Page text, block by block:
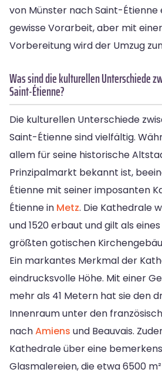
von Münster nach Saint-
gewisse Vorarbeit, aber mit
Vorbereitung wird der Umzug
Was sind die kulturellen Unterschiede
Saint-Étienne?
Die kulturellen Unterschiede
Saint-Étienne sind vielfältig.
allem für seine historische
Prinzipalmarkt bekannt ist,
Étienne mit seiner imposanten
Étienne in Metz. Die Kathedrale
und 1520 erbaut und gilt als
größten gotischen
Ein markantes Merkmal der
eindrucksvolle Höhe. Mit einer
mehr als 41 Metern hat sie den
Innenraum unter den
nachAmiens und Beauvais.
Kathedrale über eine
Glasmalereien, die etwa 6500